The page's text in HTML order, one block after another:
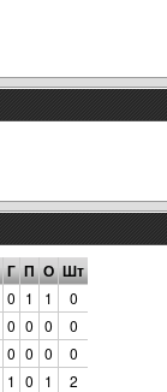
Г П О Шт
0 1 1
0
0 0 0
0
0 0 0
0
1 0 1
2